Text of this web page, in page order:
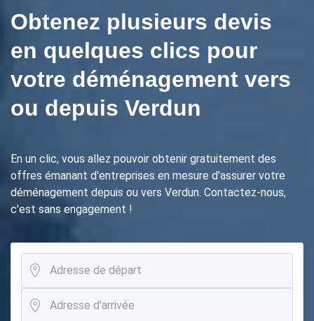
Obtenez plusieurs devis
en quelques clics pour
votre déménagement vers
ou depuis Verdun
En un clic, vous allez pouvoir obtenir gratuitement des
offres émanant d'entreprises en mesure d'assurer votre
déménagement depuis ou vers Verdun. Contactez-nous,
c'est sans engagement !